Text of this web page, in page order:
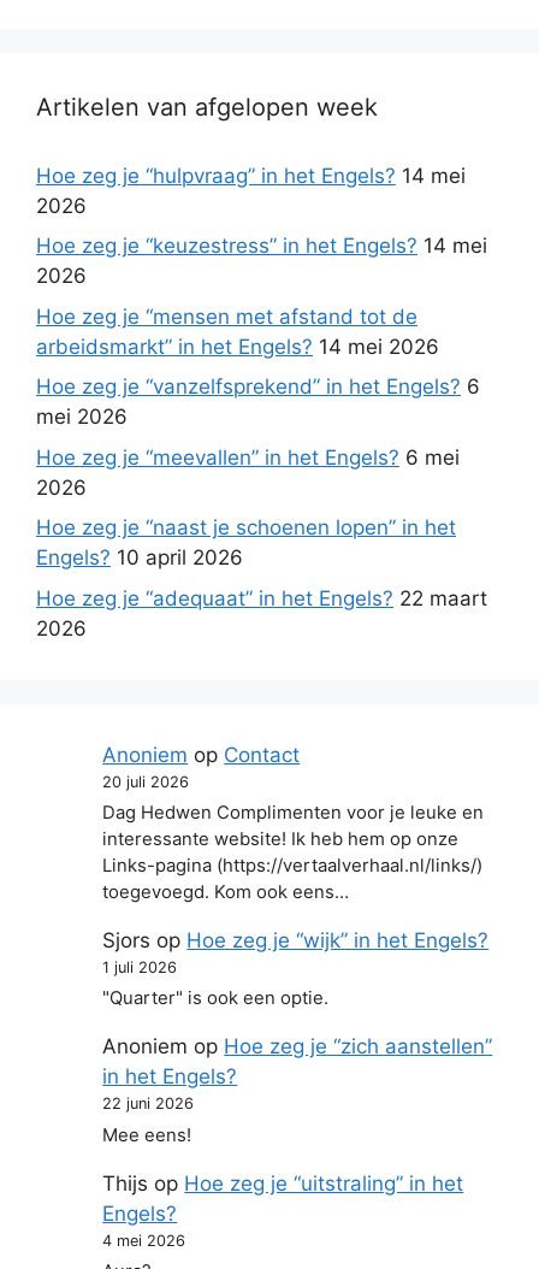
Artikelen van afgelopen week
Hoe zeg je “hulpvraag” in het Engels? 14 mei
2026
Hoe zeg je “keuzestress” in het Engels? 14 mei
2026
Hoe zeg je “mensen met afstand tot de
arbeidsmarkt” in het Engels? 14 mei 2026
Hoe zeg je “vanzelfsprekend” in het Engels? 6
mei 2026
Hoe zeg je “meevallen” in het Engels? 6 mei
2026
Hoe zeg je “naast je schoenen lopen” in het
Engels? 10 april 2026
Hoe zeg je “adequaat” in het Engels? 22 maart
2026
Anoniem op Contact
20 juli 2026
Dag Hedwen Complimenten voor je leuke en
interessante website! Ik heb hem op onze
Links-pagina (https://vertaalverhaal.nl/links/)
toegevoegd. Kom ook eens…
Sjors op Hoe zeg je “wijk” in het Engels?
1 juli 2026
"Quarter" is ook een optie.
Anoniem op Hoe zeg je “zich aanstellen”
in het Engels?
22 juni 2026
Mee eens!
Thijs op Hoe zeg je “uitstraling” in het
Engels?
4 mei 2026